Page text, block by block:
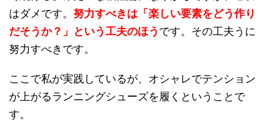
はダメです。努力すべきは「楽しい要素をどう作り
だそうか？」という工夫のほう です。その工夫うに
努力すべきです。
ここで私が実践しているが、オシャレでテンション
が上がるランニングシューズを履くということで
す。